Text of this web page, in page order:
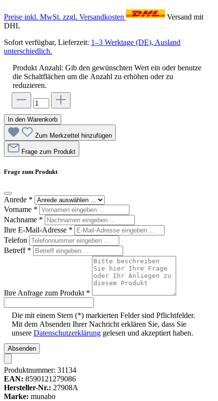
Preise inkl. MwSt. zzgl. Versandkosten
Versand mit
DHL
Sofort verfügbar, Lieferzeit: 1–3 Werktage (DE), Ausland
unterschiedlich.
Produkt Anzahl: Gib den gewünschten Wert ein oder benutze
die Schaltflächen um die Anzahl zu erhöhen oder zu
reduzieren.
In den Warenkorb
Zum Merkzettel hinzufügen
Frage zum Produkt
Frage zum Produkt
Anrede *
Vorname *
Nachname *
Ihre E-Mail-Adresse *
Telefon
Betreff *
Ihre Anfrage zum Produkt *
Die mit einem Stern (*) markierten Felder sind Pflichtfelder.
Mit dem Absenden Ihrer Nachricht erklären Sie, dass Sie
unsere Datenschutzerklärung gelesen und akzeptiert haben.
Absenden
Produktnummer: 31134
EAN: 8590121279086
Hersteller-Nr.: 27908A
Marke: munabo